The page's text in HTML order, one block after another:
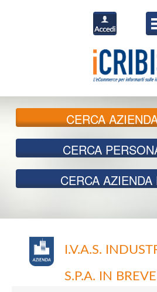
CERCA
CERCA
CERCA AZIENDA
I.V.A.S.
S.P.A. IN